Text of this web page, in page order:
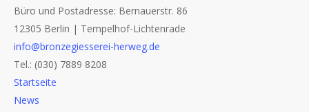
Büro und Postadresse: Bernauerstr. 86
12305 Berlin | Tempelhof-Lichtenrade
info@bronzegiesserei-herweg.de
Tel.: (030) 7889 8208
Startseite
News